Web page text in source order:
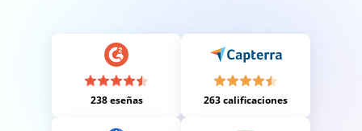
238 eseñas 263 calificaciones